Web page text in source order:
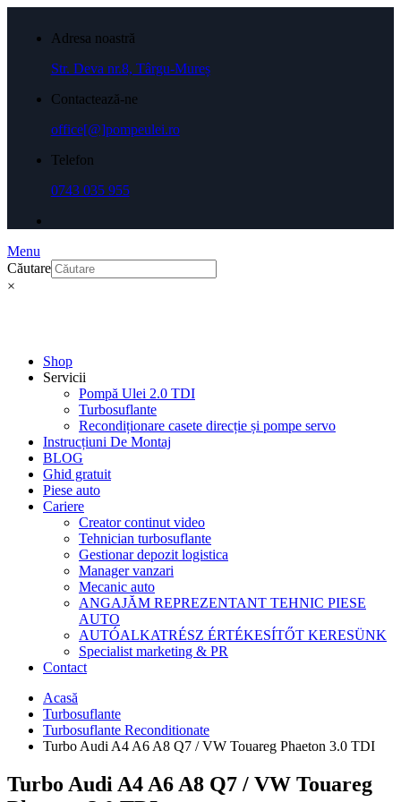
Adresa noastră
Str. Deva nr.8, Târgu-Mureș
Contactează-ne
office[@]pompeulei.ro
Telefon
0743 035 955
Menu
Căutare
×
Shop
Servicii
Pompă Ulei 2.0 TDI
Turbosuflante
Recondiționare casete direcție și pompe servo
Instrucțiuni De Montaj
BLOG
Ghid gratuit
Piese auto
Cariere
Creator continut video
Tehnician turbosuflante
Gestionar depozit logistica
Manager vanzari
Mecanic auto
ANGAJĂM REPREZENTANT TEHNIC PIESE
AUTO
AUTÓALKATRÉSZ ÉRTÉKESÍTŐT KERESÜNK
Specialist marketing & PR
Contact
Acasă
Turbosuflante
Turbosuflante Reconditionate
Turbo Audi A4 A6 A8 Q7 / VW Touareg Phaeton 3.0 TDI
Turbo Audi A4 A6 A8 Q7 / VW Touareg